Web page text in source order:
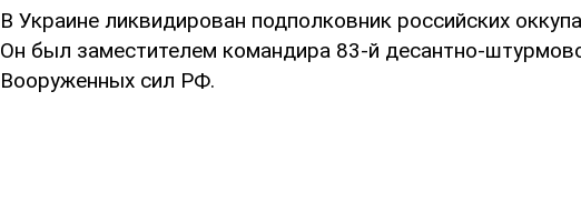
В Украине ликвидирован подполковник российских
Он был заместителем командира 83-й десантно-
Вооруженных сил РФ.